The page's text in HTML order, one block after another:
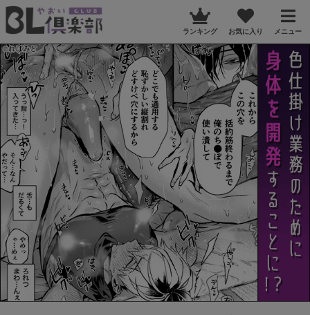
ランキング お気に入り メニュー